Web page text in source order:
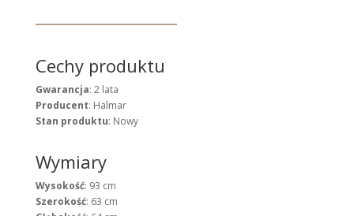
Cechy produktu
Gwarancja: 2 lata
Producent: Halmar
Stan produktu: Nowy
Wymiary
Wysokość: 93 cm
Szerokość: 63 cm